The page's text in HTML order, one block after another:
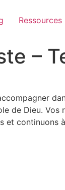
Ressources
–
de Dieu. Vos
et continuons